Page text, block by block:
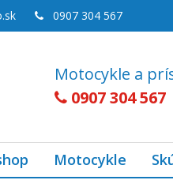
Motocykle a
0907 304 567
0907 304 567
Motocykle